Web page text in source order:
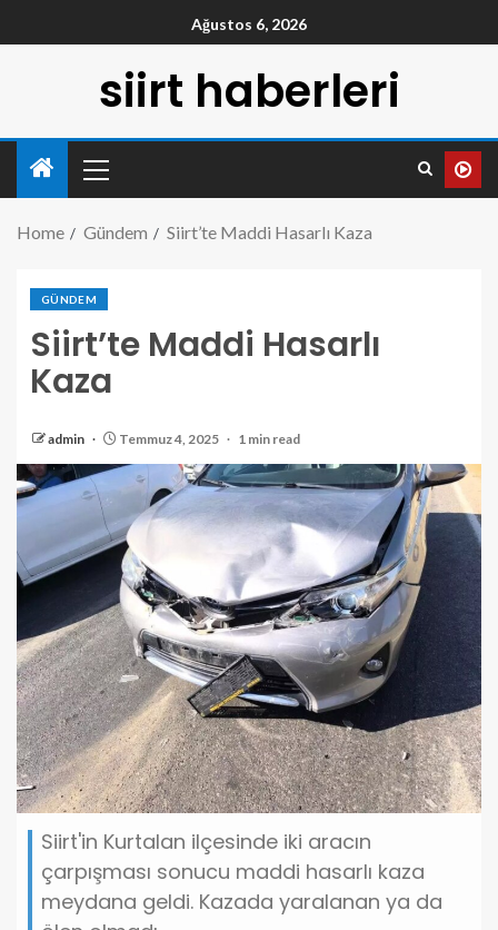
Ağustos 6, 2026
siirt haberleri
Home Gündem Siirt’te Maddi Hasarlı Kaza
GÜNDEM
Siirt’te Maddi Hasarlı
Kaza
admin Temmuz 4, 2025 1 min read
Siirt'in Kurtalan ilçesinde iki aracın
çarpışması sonucu maddi hasarlı kaza
meydana geldi. Kazada yaralanan ya da